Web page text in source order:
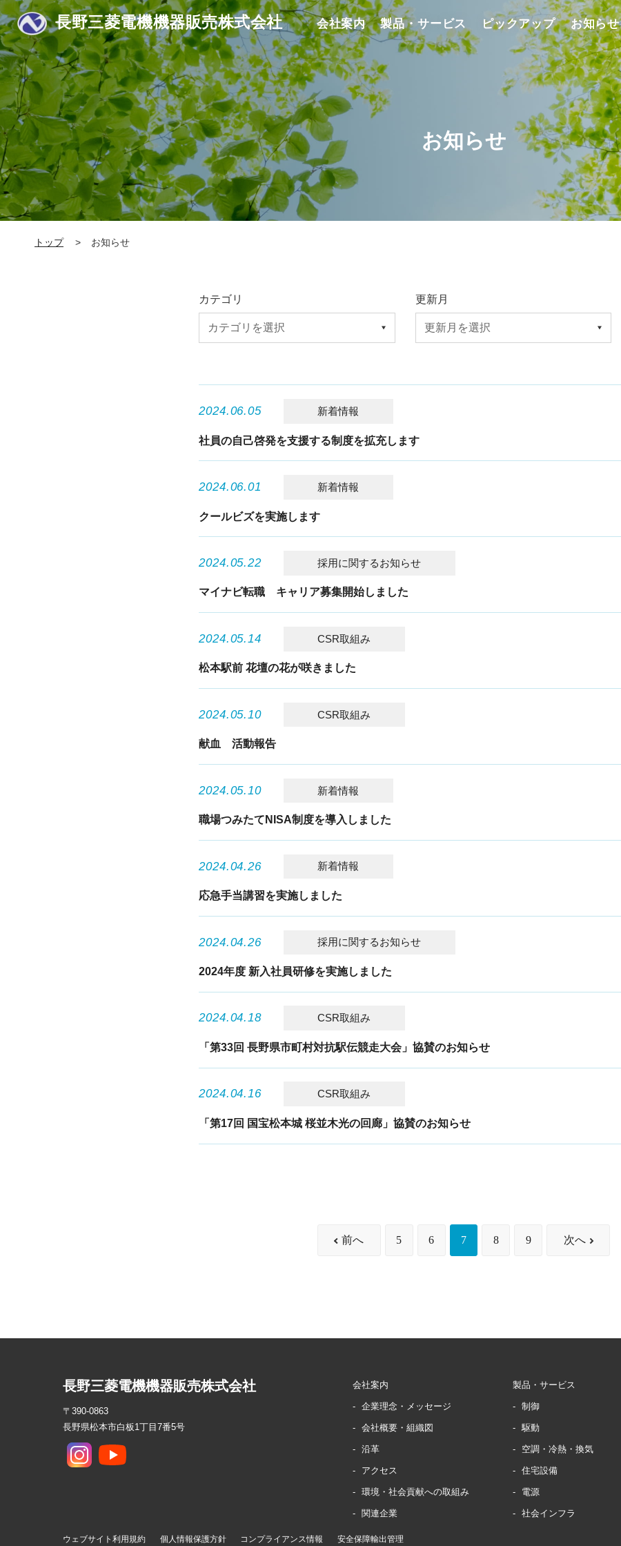
長野三菱電機機器販売株式会社 会社案内 製品・サービス ピックアップ お知らせ
お知らせ
トップ お知らせ
カテゴリ 更新月
2024.06.05 新着情報
社員の自己啓発を支援する制度を拡充します
2024.06.01 新着情報
クールビズを実施します
2024.05.22 採用に関するお知らせ
マイナビ転職 キャリア募集開始しました
2024.05.14 CSR取組み
松本駅前 花壇の花が咲きました
2024.05.10 CSR取組み
献血 活動報告
2024.05.10 新着情報
職場つみたてNISA制度を導入しました
2024.04.26 新着情報
応急手当講習を実施しました
2024.04.26 採用に関するお知らせ
2024年度 新入社員研修を実施しました
2024.04.18 CSR取組み
「第33回 長野県市町村対抗駅伝競走大会」協賛のお知らせ
2024.04.16 CSR取組み
「第17回 国宝松本城 桜並木光の回廊」協賛のお知らせ
前へ 5 6 7 8 9 次へ
長野三菱電機機器販売株式会社
〒390-0863
長野県松本市白板1丁目7番5号
会社案内
企業理念・メッセージ
会社概要・組織図
沿革
アクセス
環境・社会貢献への取組み
関連企業
製品・サービス
制御
駆動
空調・冷熱・換気
住宅設備
電源
社会インフラ
ウェブサイト利用規約 個人情報保護方針 コンプライアンス情報 安全保障輸出管理